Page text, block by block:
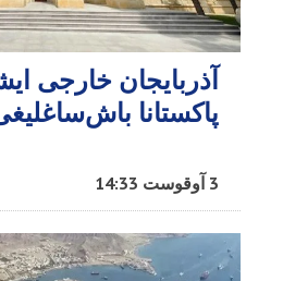
آذربایجان خارجی
پاکستانا
3 آوقوست 14:33